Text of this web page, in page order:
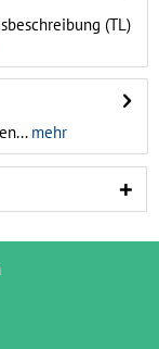
(TL)
mehr